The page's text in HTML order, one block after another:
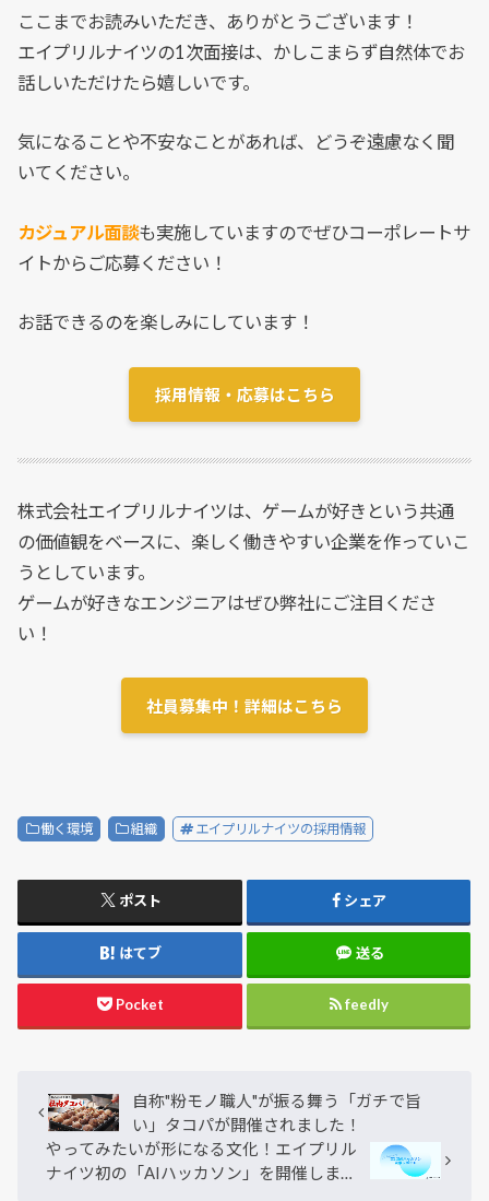
ここまでお読みいただき、ありがとうございます！
エイプリルナイツの1次面接は、かしこまらず自然体でお
話しいただけたら嬉しいです。
気になることや不安なことがあれば、どうぞ遠慮なく聞
いてください。
カジュアル面談も実施していますのでぜひコーポレートサ
イトからご応募ください！
お話できるのを楽しみにしています！
採用情報・応募はこちら
株式会社エイプリルナイツは、ゲームが好きという共通
の価値観をベースに、楽しく働きやすい企業を作っていこ
うとしています。
ゲームが好きなエンジニアはぜひ弊社にご注目くださ
い！
社員募集中！詳細はこちら
働く環境 組織 エイプリルナイツの採用情報
ポスト シェア
はてブ 送る
Pocket feedly
自称"粉モノ職人"が振る舞う「ガチで旨
い」タコパが開催されました！
やってみたいが形になる文化！エイプリル
ナイツ初の「AIハッカソン」を開催しまし